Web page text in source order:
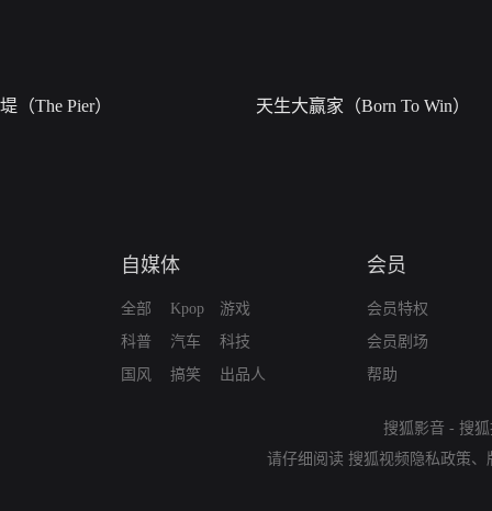
堤（The Pier） 天生大赢家（Born To Win）
自媒体
全部
科普
国风
Kpop
汽车
搞笑
游戏
科技
出品人
会员
会员特权
会员剧场
帮助
搜狐影音 - 搜
请仔细阅读 搜狐视频隐私政策、